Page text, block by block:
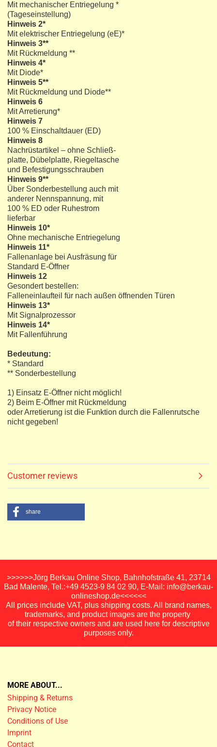
Mit mechanischer Entriegelung *
(Tageseinstellung)
Hinweis 2*
Mit elektrischer Entriegelung (eE)*
Hinweis 3**
Mit Rückmeldung **
Hinweis 4*
Mit Diode*
Hinweis 5**
Mit Rückmeldung und Diode**
Hinweis 6
Mit Arretierung*
Hinweis 7
100 % Einschaltdauer (ED)
Hinweis 8
Nachrüstartikel – ohne Schließ-
platte, Dübelplatte, Riegeltasche
und Befestigungsschrauben
Hinweis 9**
Über Sonderbestellung auch mit
anderer Nennspannung, mit
100 % ED oder Ruhestrom
lieferbar
Hinweis 10*
Ohne mechanische Entriegelung
Hinweis 11*
Fallenanlage bei Ausfräsung für
Standard E-Öffner
Hinweis 12
Gesondert bestellen:
Falleneinlaufteil für nach außen öffnenden Türen
Hinweis 13*
Mit Signalprozessor
Hinweis 14*
Mit Fallenführung
Bedeutung:
* Standard
** Sonderbestellung
1) Einsatz E-Öffner nicht möglich!
2) Beim E-Öffner mit Rückmeldung
oder Arretierung ist die Funktion durch die Fallenrutsche
nicht gegeben!
Customer reviews
share
>>>>>>Jörg Berkau Online Shop, Bahnhofstraße 41, 23714
Bad Malente, Tel.:+49 4523-9 84 02 90, E-Mail: info@berkau-
onlineshop.de<<<<<<
All prices include VAT, plus shipping costs. All brand names,
trademarks, and product images are the property
of their respective owners and are used here for descriptive
purposes only.
MORE ABOUT...
Shipping & Returns
Privacy Notice
Conditions of Use
Imprint
Contact